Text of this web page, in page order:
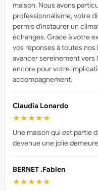
maison. Nous avons
professionnalisme, votre
permis d'instaurer un
échanges. Grace à votre
vos réponses à toutes
avancer sereinement vers
encore pour votre
accompagnement.
Claudia Lonardo
★★★★★
Une maison qui est partie
devenue une jolie
BERNET .Fabien
★★★★★